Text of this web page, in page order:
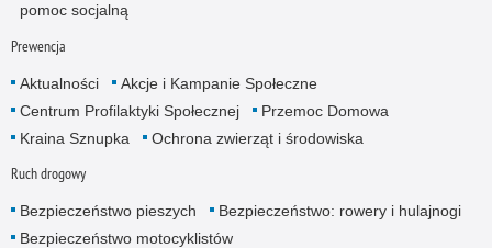
pomoc socjalną
Prewencja
Aktualności
Akcje i Kampanie Społeczne
Centrum Profilaktyki Społecznej
Przemoc Domowa
Kraina Sznupka
Ochrona zwierząt i środowiska
Ruch drogowy
Bezpieczeństwo pieszych
Bezpieczeństwo: rowery i hulajnogi
Bezpieczeństwo motocyklistów